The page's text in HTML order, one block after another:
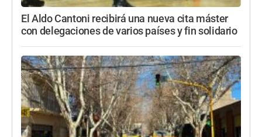
El Aldo Cantoni recibirá una nueva cita máster
con delegaciones de varios países y fin solidario